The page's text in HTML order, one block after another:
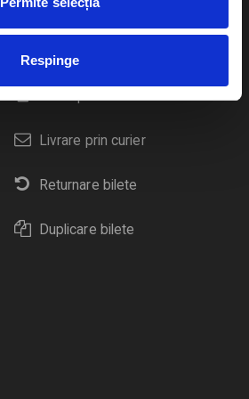
Respinge
Cum comand bilete?
Plata online sau cash
eBilet printat acasa
Livrare prin curier
Returnare bilete
Duplicare bilete